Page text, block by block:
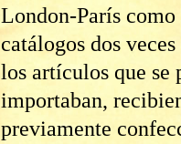
London-París
catálogos dos
los artículos que se
importaban,
previamente